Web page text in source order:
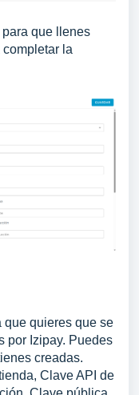
que llenes
la
que quieres que se
por Izipay. Puedes
creadas.
Clave API de